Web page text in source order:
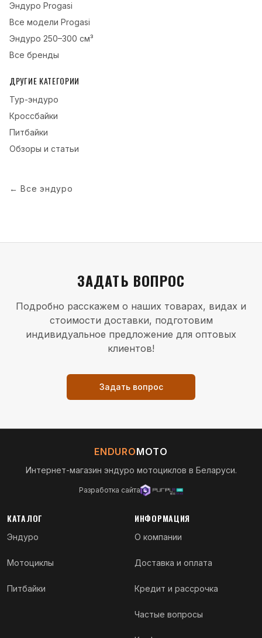
Эндуро Progasi
Все модели Progasi
Эндуро 250–300 см³
Все бренды
ДРУГИЕ КАТЕГОРИИ
Тур-эндуро
Кроссбайки
Питбайки
Обзоры и статьи
←Все эндуро
ЗАДАТЬ ВОПРОС
Подробно расскажем о наших товарах, видах и
стоимости доставки, подготовим
индивидуальное предложение для оптовых
клиентов!
Задать вопрос
ENDUROMOTO
Интернет-магазин эндуро мотоциклов в Беларуси.
Разработка сайта
КАТАЛОГ
Эндуро
Мотоциклы
Питбайки
ИНФОРМАЦИЯ
О компании
Доставка и оплата
Кредит и рассрочка
Частые вопросы